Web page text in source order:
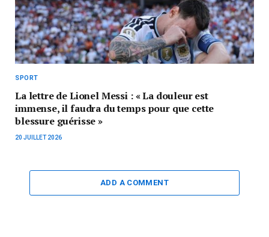
SPORT
La lettre de Lionel Messi : « La douleur est
immense, il faudra du temps pour que cette
blessure guérisse »
20 JUILLET 2026
ADD A COMMENT